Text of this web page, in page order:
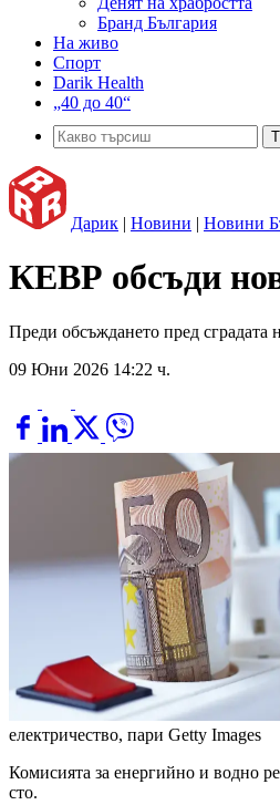
Бранд България
На живо
Спорт
Darik Health
„40 до 40“
Дарик | Новини | Новини
КЕВР обсъди
Преди обсъждането пред сградата
09 Юни 2026 14:22 ч.
електричество, пари Getty Images
Комисията за енергийно и водно
сто.